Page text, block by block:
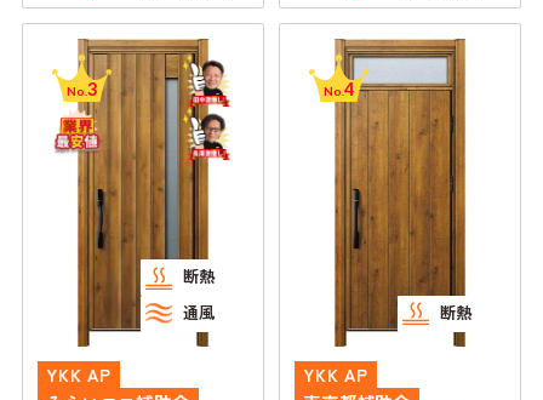
No. 3
断熱
通風
YKK AP
No. 4
断熱
YKK AP